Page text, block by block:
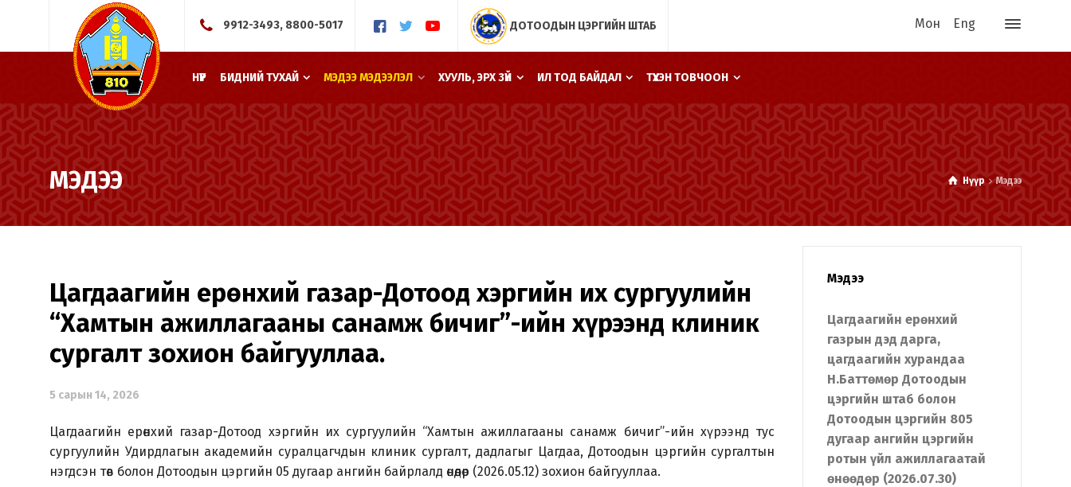
9912-3493, 8800-5017 ДОТООДЫН ЦЭРГИЙН ШТАБ Мон Eng
НҮҮР БИДНИЙ ТУХАЙ МЭДЭЭ МЭДЭЭЛЭЛ ХУУЛЬ, ЭРХ ЗҮЙ ИЛ ТОД БАЙДАЛ ТҮҮХЭН ТОВЧООН
МЭДЭЭ Нүүр Мэдээ
Цагдаагийн ерөнхий газар-Дотоод хэргийн их сургуулийн
“Хамтын ажиллагааны санамж бичиг”-ийн хүрээнд клиник
сургалт зохион байгууллаа.
5 сарын 14, 2026
Цагдаагийн ерөнхий газар-Дотоод хэргийн их сургуулийн “Хамтын ажиллагааны санамж бичиг”-ийн хүрээнд тус
сургуулийн Удирдлагын академийн суралцагчдын клиник сургалт, дадлагыг Цагдаа, Дотоодын цэргийн сургалтын
нэгдсэн төв болон Дотоодын цэргийн 05 дугаар ангийн байрлалд өнөөдөр (2026.05.12) зохион байгууллаа.
Мэдээ
Цагдаагийн ерөнхий
газрын дэд дарга,
цагдаагийн хурандаа
Н.Баттөмөр Дотоодын
цэргийн штаб болон
Дотоодын цэргийн 805
дугаар ангийн цэргийн
ротын үйл ажиллагаатай
өнөөдөр (2026.07.30)